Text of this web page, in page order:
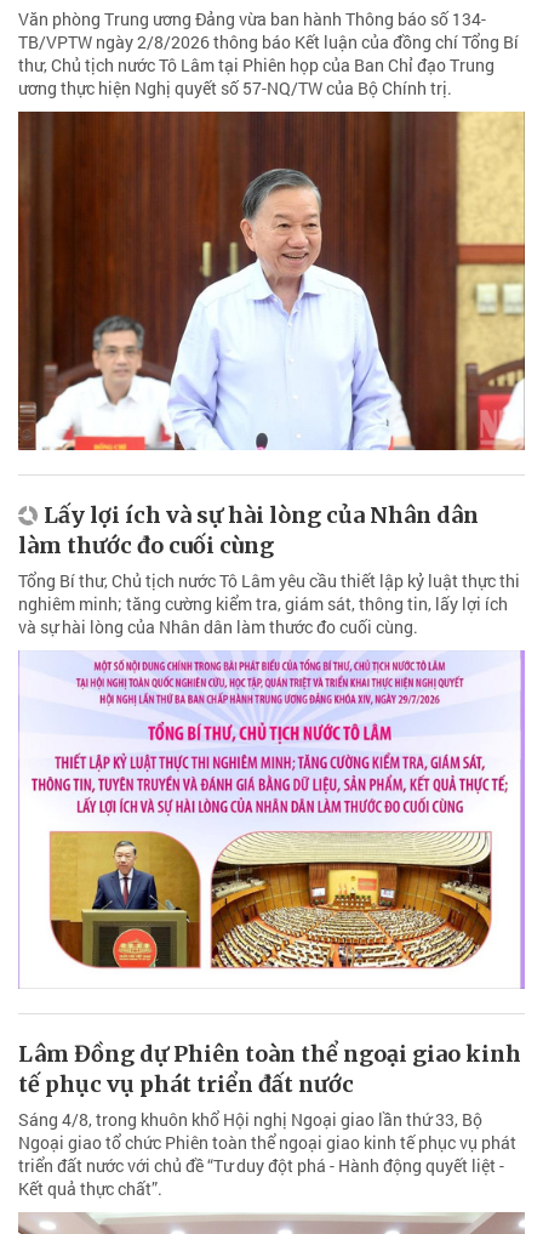
Văn phòng Trung ương Đảng vừa ban hành Thông báo số 134-
TB/VPTW ngày 2/8/2026 thông báo Kết luận của đồng chí Tổng Bí
thư, Chủ tịch nước Tô Lâm tại Phiên họp của Ban Chỉ đạo Trung
ương thực hiện Nghị quyết số 57-NQ/TW của Bộ Chính trị.
Lấy lợi ích và sự hài lòng của Nhân dân
làm thước đo cuối cùng
Tổng Bí thư, Chủ tịch nước Tô Lâm yêu cầu thiết lập kỷ luật thực thi
nghiêm minh; tăng cường kiểm tra, giám sát, thông tin, lấy lợi ích
và sự hài lòng của Nhân dân làm thước đo cuối cùng.
Lâm Đồng dự Phiên toàn thể ngoại giao kinh
tế phục vụ phát triển đất nước
Sáng 4/8, trong khuôn khổ Hội nghị Ngoại giao lần thứ 33, Bộ
Ngoại giao tổ chức Phiên toàn thể ngoại giao kinh tế phục vụ phát
triển đất nước với chủ đề “Tư duy đột phá - Hành động quyết liệt -
Kết quả thực chất”.